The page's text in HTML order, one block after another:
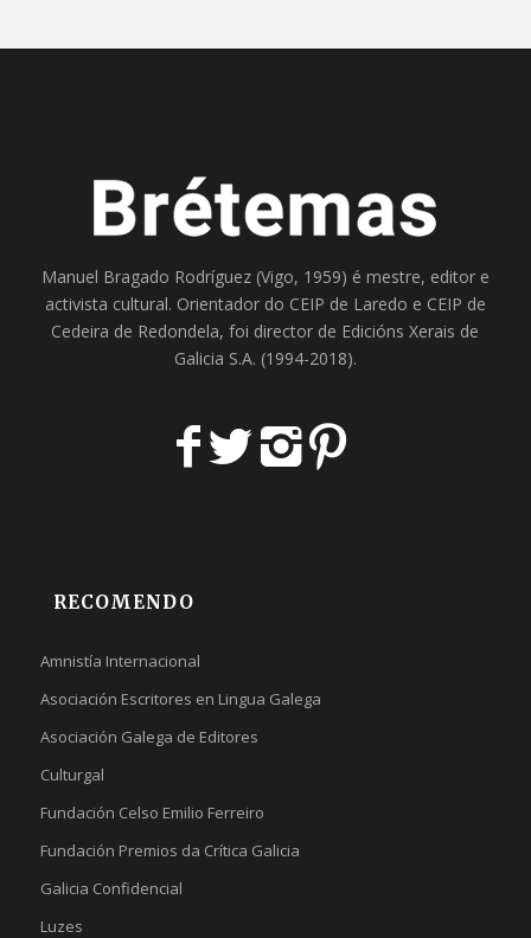
Manuel Bragado Rodríguez (Vigo, 1959) é mestre, editor e
activista cultural. Orientador do CEIP de Laredo e CEIP de
Cedeira de Redondela, foi director de Edicións Xerais de
Galicia S.A. (1994-2018).
RECOMENDO
Amnistía Internacional
Asociación Escritores en Lingua Galega
Asociación Galega de Editores
Culturgal
Fundación Celso Emilio Ferreiro
Fundación Premios da Crítica Galicia
Galicia Confidencial
Luzes